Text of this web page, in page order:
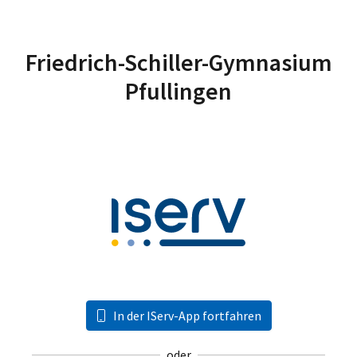
Friedrich-Schiller-Gymnasium
Pfullingen
In der IServ-App fortfahren